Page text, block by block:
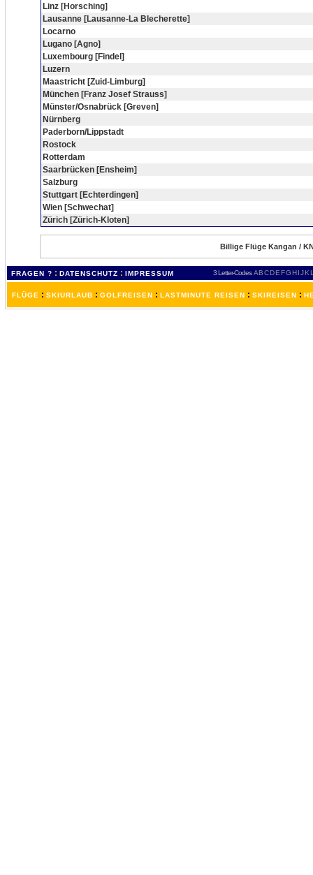
Linz [Horsching]
Lausanne [Lausanne-La Blecherette]
Locarno
Lugano [Agno]
Luxembourg [Findel]
Luzern
Maastricht [Zuid-Limburg]
München [Franz Josef Strauss]
Münster/Osnabrück [Greven]
Nürnberg
Paderborn/Lippstadt
Rostock
Rotterdam
Saarbrücken [Ensheim]
Salzburg
Stuttgart [Echterdingen]
Wien [Schwechat]
Zürich [Zürich-Kloten]
Billige Flüge Kangan /
FRAGEN ? : DATENSCHUTZ : IMPRESSUM 3 Letter-Codes ABCDEFGH IJKL
FLÜGE : SKIURLAUB : GOLFREISEN : LASTMINUTE REISEN : SKIREISEN :